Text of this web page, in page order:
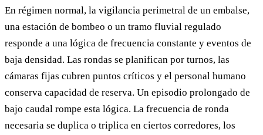
En régimen normal, la vigilancia perimetral de un embalse,
una estación de bombeo o un tramo fluvial regulado
responde a una lógica de frecuencia constante y eventos de
baja densidad. Las rondas se planifican por turnos, las
cámaras fijas cubren puntos críticos y el personal humano
conserva capacidad de reserva. Un episodio prolongado de
bajo caudal rompe esta lógica. La frecuencia de ronda
necesaria se duplica o triplica en ciertos corredores, los